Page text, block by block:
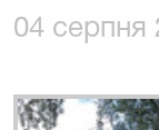
04 серпня